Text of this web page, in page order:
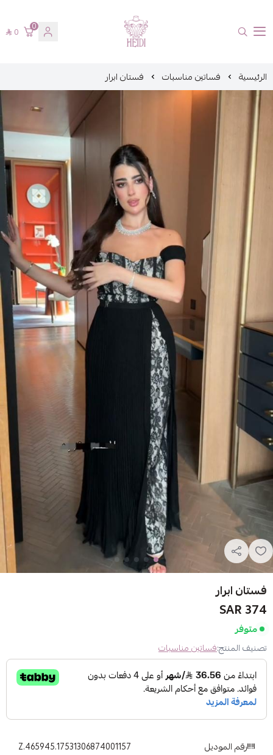
هايدي فاشن
0
0
الرئيسية فساتين مناسبات فستان ابرار
فستان ابرار
374 SAR
متوفر
تصنيف المنتج:فساتين مناسبات
رقم الموديل Z.465945.17531306874001157